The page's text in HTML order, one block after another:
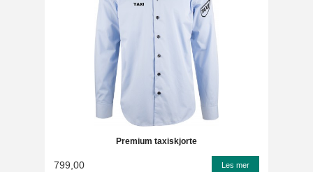
Premium taxiskjorte
799,00 Les mer